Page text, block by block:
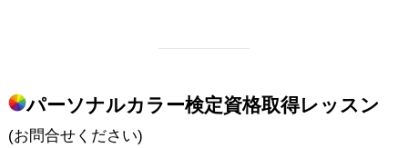
パーソナルカラー検定資格取得レッスン
(お問合せください)